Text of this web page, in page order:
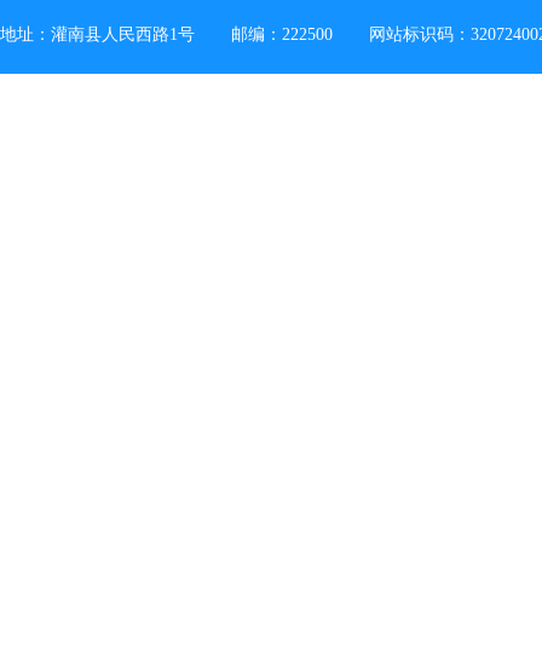
地址：灌南县人民西路1号 邮编：222500 网站标识码：